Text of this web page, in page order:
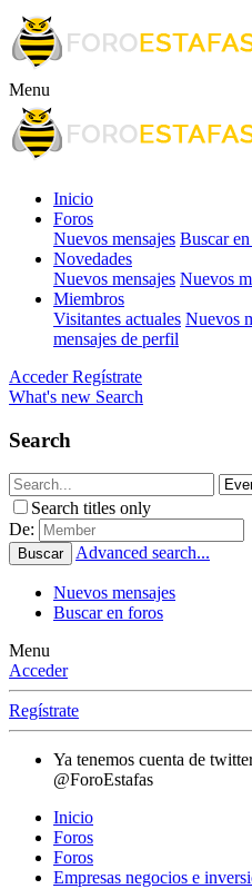
Menu
Inicio
Foros
Nuevos mensajes Buscar
Novedades
Nuevos mensajes Nuevos
Miembros
Visitantes actuales Nuevos
mensajes de perfil
Acceder Regístrate
What's new Search
Search
Search titles only
De:
Buscar Advanced search...
Nuevos mensajes
Buscar en foros
Menu
Acceder
Regístrate
Ya tenemos cuenta de
@ForoEstafas
Inicio
Foros
Foros
Empresas negocios e